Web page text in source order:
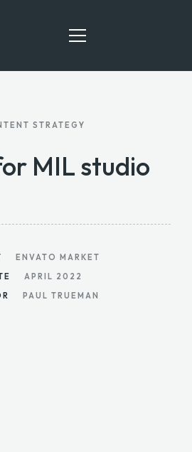
HOME
STRATEGY
MIL studio
ENVATO MARKET
APRIL 2022
PAUL TRUEMAN